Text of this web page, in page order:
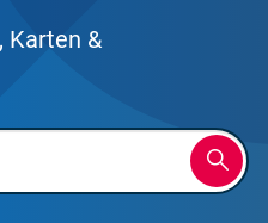
Karten &